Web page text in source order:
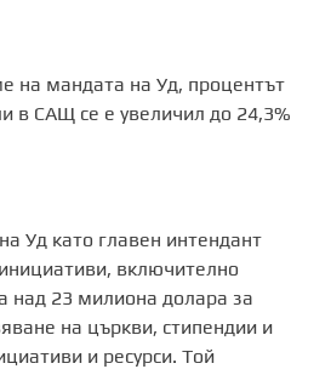
на мандата на Уд, процентът
в САЩ се е увеличил до 24,3%
Уд като главен интендант
включително
над 23 милиона долара за
на църкви, стипендии и
и ресурси. Той